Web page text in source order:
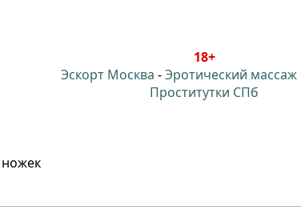
18+
Эскорт Москва -Эротический
Проститутки СПб